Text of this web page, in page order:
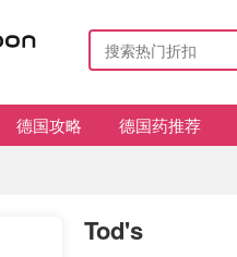
德国攻略 德国药推荐
Tod's